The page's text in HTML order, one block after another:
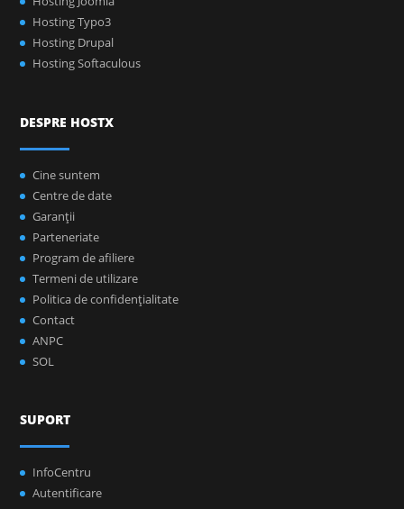
Hosting Typo3
Hosting Drupal
Hosting Softaculous
DESPRE HOSTX
Cine suntem
Centre de date
Garanţii
Parteneriate
Program de afiliere
Termeni de utilizare
Politica de confidenţialitate
Contact
ANPC
SOL
SUPORT
InfoCentru
Autentificare